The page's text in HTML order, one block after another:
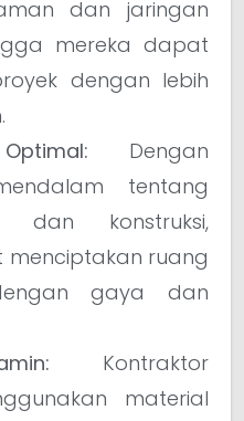
dan jaringan
mereka dapat
dengan lebih
Dengan
tentang
dan konstruksi,
ruang
gaya dan
Kontraktor
material